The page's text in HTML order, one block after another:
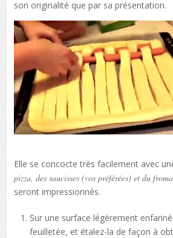
son originalité que par sa présentation.
Elle se concocte très facilement avec
pizza, des saucisses (vos préférées) et du
seront impressionnés.
Sur une surface légèrement
feuilletée, et étalez-la de façon à